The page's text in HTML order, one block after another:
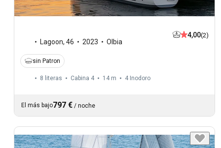
Lagoon, 46 2023 Olbia
4,00(2)
sin Patron
8 literas Cabina 4 14 m 4 Inodoro
El más bajo797 € / noche